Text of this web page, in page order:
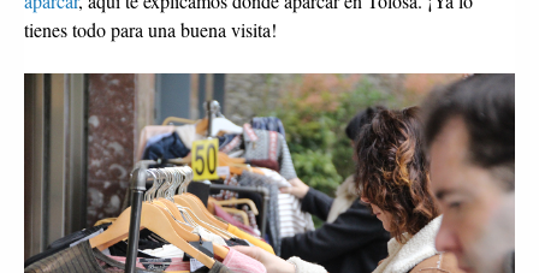
tienes todo para una buena visita!